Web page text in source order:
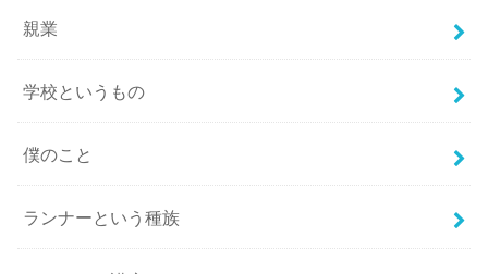
親業
学校というもの
僕のこと
ランナーという種族